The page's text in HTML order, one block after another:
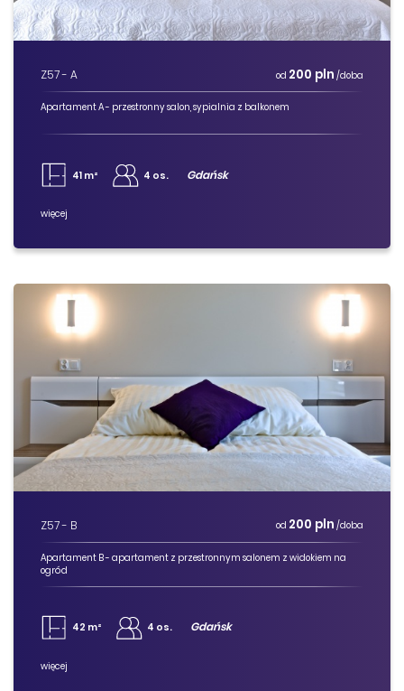
Z57 - A od 200 pln /doba
Apartament A - przestronny salon, sypialnia z balkonem
41 m² 4 os. Gdańsk
więcej
Z57 - B od 200 pln /doba
Apartament B - apartament z przestronnym salonem z widokiem na
ogród
42 m² 4 os. Gdańsk
więcej